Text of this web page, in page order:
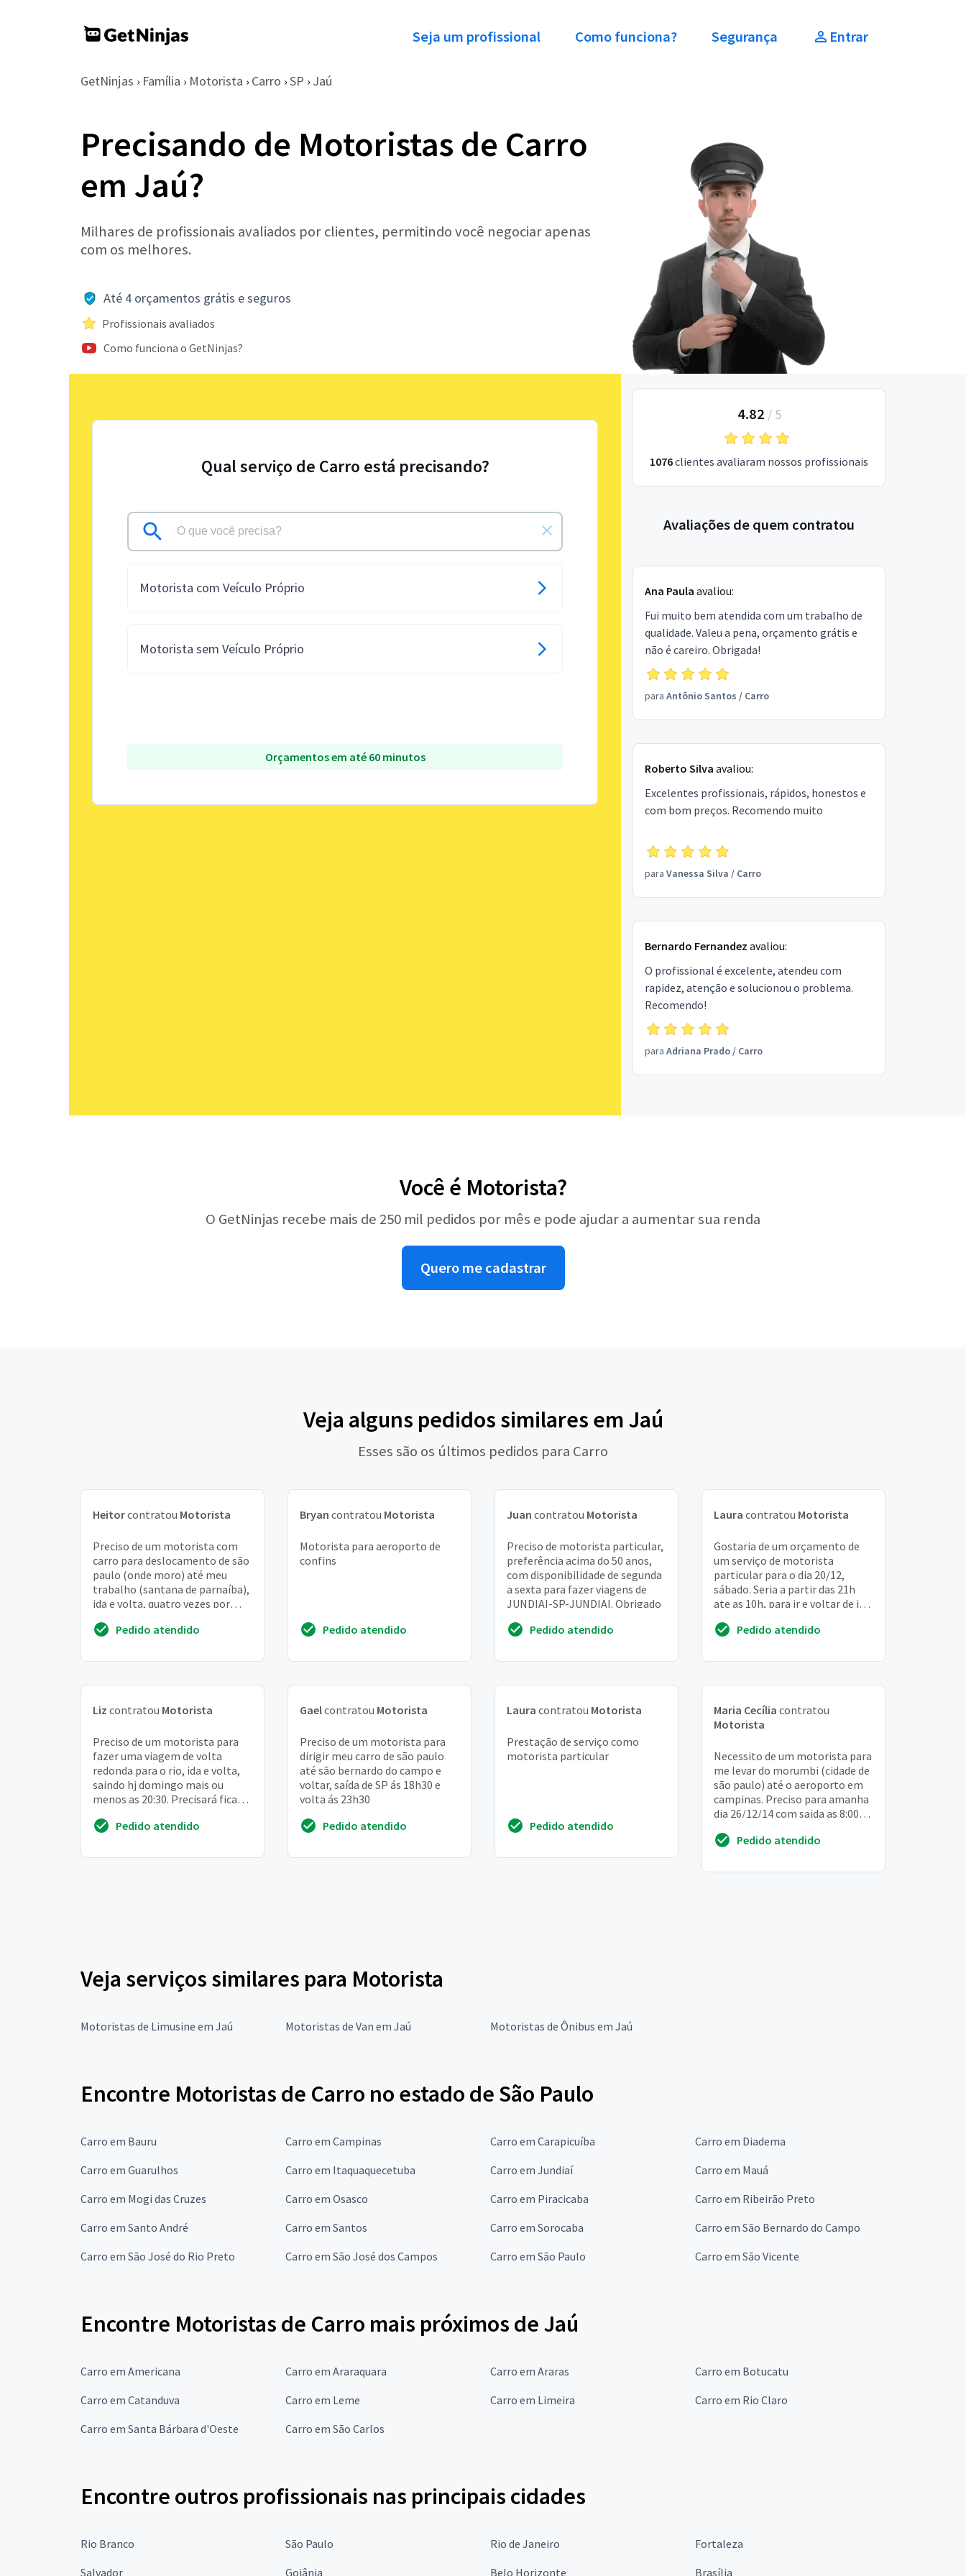
Seja um profissional Como funciona? Segurança Entrar
GetNinjas › Família › Motorista › Carro › SP › Jaú
Precisando de Motoristas de Carro
em Jaú?
Milhares de profissionais avaliados por clientes, permitindo você negociar apenas
com os melhores.
Até 4 orçamentos grátis e seguros
Profissionais avaliados
Como funciona o GetNinjas?
Qual serviço de Carro está precisando?
Motorista com Veículo Próprio
Motorista sem Veículo Próprio
Orçamentos em até 60 minutos
4.82 / 5
1076clientes avaliaram nossos profissionais
Avaliações de quem contratou
Ana Paula avaliou:
Fui muito bem atendida com um trabalho de
qualidade. Valeu a pena, orçamento grátis e
não é careiro. Obrigada!
para Antônio Santos / Carro
Roberto Silva avaliou:
Excelentes profissionais, rápidos, honestos e
com bom preços. Recomendo muito
para Vanessa Silva / Carro
Bernardo Fernandez avaliou:
O profissional é excelente, atendeu com
rapidez, atenção e solucionou o problema.
Recomendo!
para Adriana Prado/ Carro
Você é Motorista?
O GetNinjas recebe mais de 250 mil pedidos por mês e pode ajudar a aumentar sua renda
Quero me cadastrar
Veja alguns pedidos similares em Jaú
Esses são os últimos pedidos para Carro
Heitorcontratou Motorista
Preciso de um motorista com
carro para deslocamento de são
paulo (onde moro) até meu
trabalho (santana de parnaíba),
ida e volta, quatro vezes por
como médica e...
Pedido atendido
Bryan contratou Motorista
Motorista para aeroporto de
confins
Pedido atendido
Juan contratou Motorista
Preciso de motorista particular,
preferência acima do 50 anos,
com disponibilidade de segunda
a sexta para fazer viagens de
JUNDIAI-SP-JUNDIAI. Obrigado
Pedido atendido
Laura contratou Motorista
Gostaria de um orçamento de
um serviço de motorista
particular para o dia 20/12,
sábado. Seria a partir das 21h
ate as 10h, para ir e voltar de itu,
jardi...Pedido atendido
Liz contratou Motorista
Preciso de um motorista para
fazer uma viagem de volta
redonda para o rio, ida e volta,
saindo hj domingo mais ou
menos as 20:30. Precisará ficar
8h da manhã
Pedido atendido
Gaelcontratou Motorista
Preciso de um motorista para
dirigir meu carro de são paulo
até são bernardo do campo e
voltar, saída de SP ás 18h30 e
volta ás 23h30
Pedido atendido
Laura contratou Motorista
Prestação de serviço como
motorista particular
Pedido atendido
Maria Cecília contratou
Motorista
Necessito de um motorista para
me levar do morumbi (cidade de
são paulo) até o aeroporto em
campinas. Preciso para amanha
dia 26/12/14 com saida as 8:00
Pedido atendido
Veja serviços similares para Motorista
Motoristas de Limusine em Jaú Motoristas de Van em Jaú Motoristas de Ônibus em Jaú
Encontre Motoristas de Carro no estado de São Paulo
Carro em Bauru Carro em Campinas Carro em Carapicuíba
Carro em Diadema
Carro em Guarulhos
Carro em Itaquaquecetuba Carro em Jundiaí
Carro em Mauá
Carro em Mogi das Cruzes
Carro em Osasco Carro em Piracicaba
Carro em Ribeirão Preto
Carro em Santo André
Carro em Santos Carro em Sorocaba
Carro em São Bernardo do Campo
Carro em São José do Rio Preto
Carro em São José dos Campos Carro em São Paulo Carro em São Vicente
Encontre Motoristas de Carro mais próximos de Jaú
Carro em Americana Carro em Araraquara Carro em Araras
Carro em Botucatu
Carro em Catanduva
Carro em Leme Carro em Limeira
Carro em Rio Claro
Carro em Santa Bárbara d'Oeste
Carro em São Carlos
Encontre outros profissionais nas principais cidades
Rio Branco São Paulo Rio de Janeiro
Fortaleza
Salvador
Goiânia Belo Horizonte Brasília